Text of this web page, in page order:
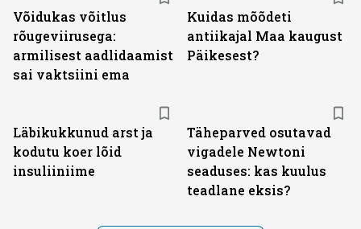
Võidukas võitlus
rõugeviirusega:
armilisest aadlidaamist
sai vaktsiini ema
Kuidas mõõdeti
antiikajal Maa kaugust
Päikesest?
Läbikukkunud arst ja
kodutu koer lõid
insuliiniime
Täheparved osutavad
vigadele Newtoni
seaduses: kas kuulus
teadlane eksis?